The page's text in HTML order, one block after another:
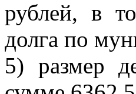
рублей, в
долга по
5) размер